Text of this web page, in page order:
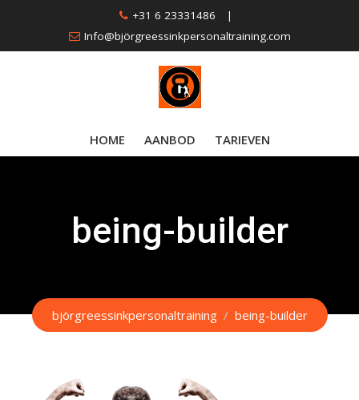
content
+31 6 23331486
|
Info@björgreessinkpersonaltraining.com
HOME AANBOD TARIEVEN
being-builder
björgreessinkpersonaltraining / being-builder